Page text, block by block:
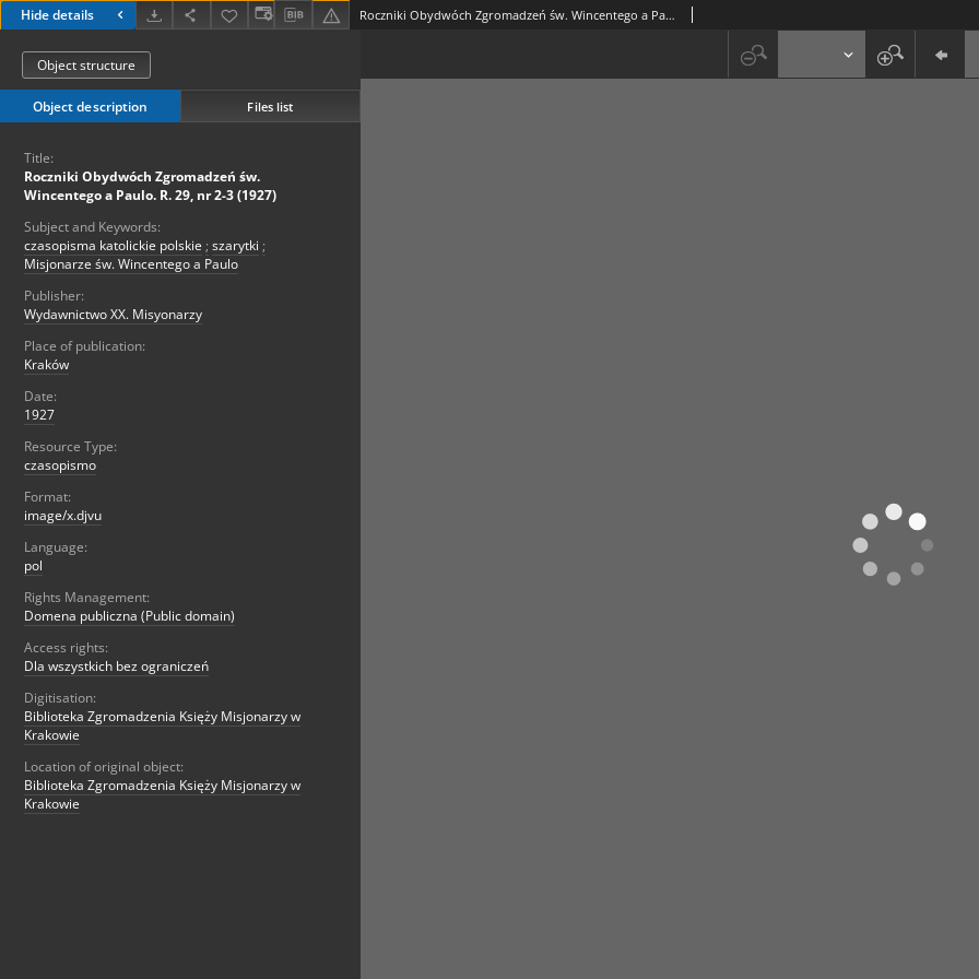
Hide details Roczniki Obydwóch Zgromadzeń św. Wincentego a Paulo. R. 29, nr 2-3 (1927)
Object structure
Object description Files list
Title:
Roczniki Obydwóch Zgromadzeń św.
Wincentego a Paulo. R. 29, nr 2-3 (1927)
Subject and Keywords:
czasopisma katolickie polskie ; szarytki ;
Misjonarze św. Wincentego a Paulo
Publisher:
Wydawnictwo XX. Misyonarzy
Place of publication:
Kraków
Date:
1927
Resource Type:
czasopismo
Format:
image/x.djvu
Language:
pol
Rights Management:
Domena publiczna (Public domain)
Access rights:
Dla wszystkich bez ograniczeń
Digitisation:
Biblioteka Zgromadzenia Księży Misjonarzy w
Krakowie
Location of original object:
Biblioteka Zgromadzenia Księży Misjonarzy w
Krakowie